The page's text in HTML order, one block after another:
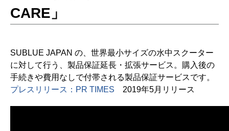
CARE」
SUBLUE JAPAN の、世界最小サイズの水中スクーター
に対して行う、製品保証延長・拡張サービス。購入後の
手続きや費用なしで付帯される製品保証サービスです。
プレスリリース：PR TIMES 2019年5月リリース